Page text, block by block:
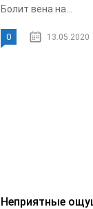
Болит вена на...
0 13.05.2020
Неприятные